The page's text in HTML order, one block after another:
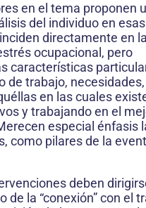
en el tema proponen
del individuo en
directamente en
ocupacional, pero
características
de trabajo,
en las cuales
y trabajando en el
especial énfasis
como pilares de la
deben
de la “conexión” con el